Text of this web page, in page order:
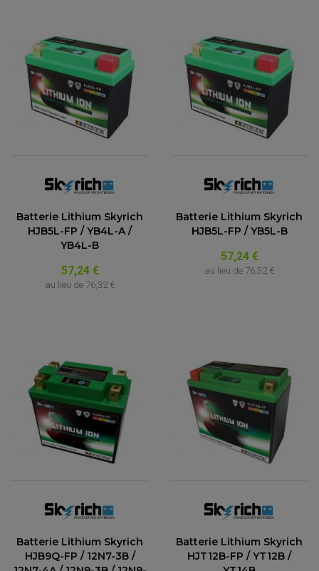
Batterie Lithium Skyrich
HJB5L-FP / YB4L-A /
YB4L-B
57,24 €
au lieu de 76,32 €
Batterie Lithium Skyrich
HJB5L-FP / YB5L-B
57,24 €
au lieu de 76,32 €
Batterie Lithium Skyrich
HJB9Q-FP / 12N7-3B /
Batterie Lithium Skyrich
HJT12B-FP / YT12B /